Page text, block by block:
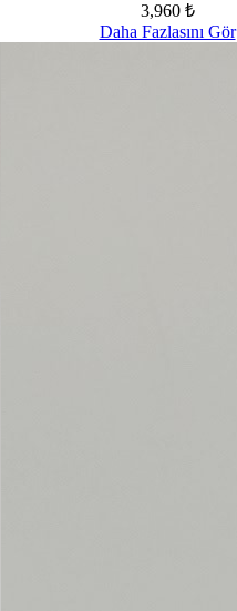
3,960 ₺
Daha Fazlasını Gör